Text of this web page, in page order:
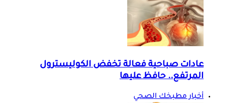
عادات صباحية فعالة تخفض الكوليسترول
المرتفع.. حافظ عليها
أخبار مطبخك الصحي